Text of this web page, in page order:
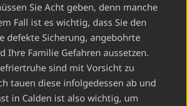
Sie Acht geben, denn manche
Fall ist es wichtig, dass Sie den
defekte Sicherung, angebohrte
Ihre Familie Gefahren aussetzen.
sind mit Vorsicht zu
tauen diese infolgedessen ab und
in Calden ist also wichtig, um